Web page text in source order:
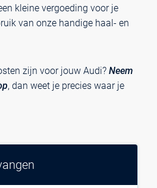
kleine vergoeding voor je
van onze handige haal- en
zijn voor jouw Audi? Neem
, dan weet je precies waar je